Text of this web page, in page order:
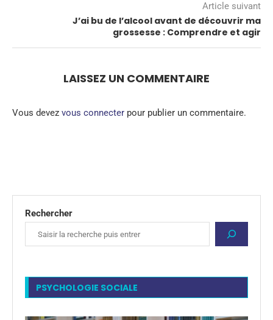
Article suivant
J’ai bu de l’alcool avant de découvrir ma
grossesse : Comprendre et agir
LAISSEZ UN COMMENTAIRE
Vous devez vous connecter pour publier un commentaire.
Rechercher
PSYCHOLOGIE SOCIALE